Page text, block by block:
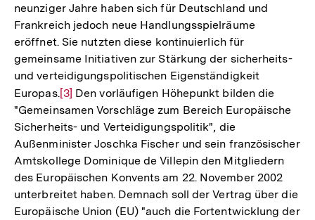
neunziger Jahre haben sich für Deutschland und
Frankreich jedoch neue Handlungsspielräume
eröffnet. Sie nutzten diese kontinuierlich für
gemeinsame Initiativen zur Stärkung der sicherheits-
und verteidigungspolitischen Eigenständigkeit
Europas.Zur
Auflösung
der
Fußnote
[3] Den vorläufigen Höhepunkt bilden die
"Gemeinsamen Vorschläge zum Bereich Europäische
Sicherheits- und Verteidigungspolitik", die
Außenminister Joschka Fischer und sein französischer
Amtskollege Dominique de Villepin den Mitgliedern
des Europäischen Konvents am 22. November 2002
unterbreitet haben. Demnach soll der Vertrag über die
Europäische Union (EU) "auch die Fortentwicklung der